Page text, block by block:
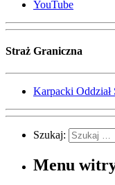
YouTube
Straż Graniczna
Karpacki Oddział
Szukaj:
Menu